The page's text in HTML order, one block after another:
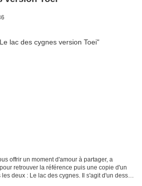
offrir un moment d'amour à partager, a
retrouver la référence puis une copie d'un
deux : Le lac des cygnes. Il s'agit d'un dessin